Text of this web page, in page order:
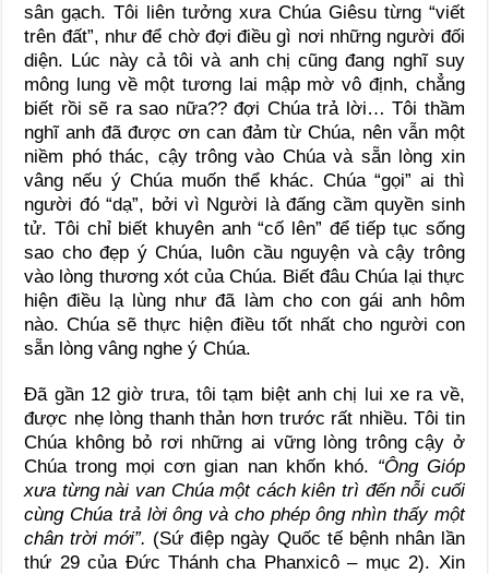
sân gạch. Tôi liên tưởng xưa Chúa Giêsu từng “viết
trên đất”, như để chờ đợi điều gì nơi những người đối
diện. Lúc này cả tôi và anh chị cũng đang nghĩ suy
mông lung về một tương lai mập mờ vô định, chẳng
biết rồi sẽ ra sao nữa?? đợi Chúa trả lời… Tôi thầm
nghĩ anh đã được ơn can đảm từ Chúa, nên vẫn một
niềm phó thác, cậy trông vào Chúa và sẵn lòng xin
vâng nếu ý Chúa muốn thể khác. Chúa “gọi” ai thì
người đó “dạ”, bởi vì Người là đấng cầm quyền sinh
tử. Tôi chỉ biết khuyên anh “cố lên” để tiếp tục sống
sao cho đẹp ý Chúa, luôn cầu nguyện và cậy trông
vào lòng thương xót của Chúa. Biết đâu Chúa lại thực
hiện điều lạ lùng như đã làm cho con gái anh hôm
nào. Chúa sẽ thực hiện điều tốt nhất cho người con
sẵn lòng vâng nghe ý Chúa.
Đã gần 12 giờ trưa, tôi tạm biệt anh chị lui xe ra về,
được nhẹ lòng thanh thản hơn trước rất nhiều. Tôi tin
Chúa không bỏ rơi những ai vững lòng trông cậy ở
Chúa trong mọi cơn gian nan khốn khó. “Ông Gióp
xưa từng nài van Chúa một cách kiên trì đến nỗi cuối
cùng Chúa trả lời ông và cho phép ông nhìn thấy một
chân trời mới”. (Sứ điệp ngày Quốc tế bệnh nhân lần
thứ 29 của Đức Thánh cha Phanxicô – mục 2). Xin